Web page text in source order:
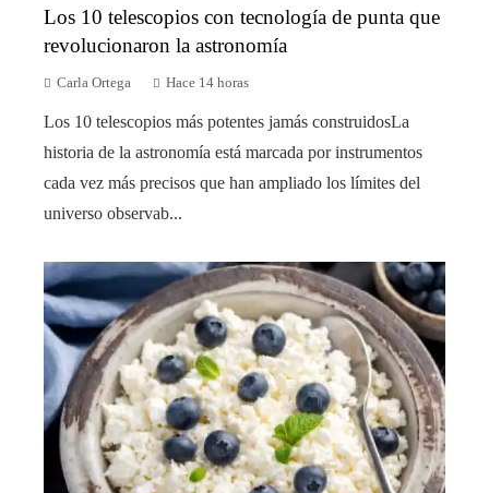
Los 10 telescopios con tecnología de punta que
revolucionaron la astronomía
Carla Ortega Hace 14 horas
Los 10 telescopios más potentes jamás construidosLa
historia de la astronomía está marcada por instrumentos
cada vez más precisos que han ampliado los límites del
universo observab...